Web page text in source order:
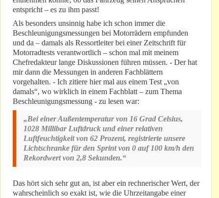
entspricht – es zu ihm passt!
Als besonders unsinnig habe ich schon immer die
Beschleunigungsmessungen bei Motorrädern empfunden
und da – damals als Ressortleiter bei einer Zeitschrift für
Motorradtests verantwortlich – schon mal mit meinem
Chefredakteur lange Diskussionen führen müssen. - Der hat
mir dann die Messungen in anderen Fachblättern
vorgehalten. - Ich zitiere hier mal aus einem Test „von
damals“, wo wirklich in einem Fachblatt – zum Thema
Beschleunigungsmessung - zu lesen war:
„Bei einer Außentemperatur von 16 Grad Celsius,
1028 Millibar Luftdruck und einer relativen
Luftfeuchtigkeit von 62 Prozent, registrierte unsere
Lichtschranke für den Sprint von 0 auf 100 km/h den
Rekordwert von 2,8 Sekunden.“
Das hört sich sehr gut an, ist aber ein rechnerischer Wert, der
wahrscheinlich so exakt ist, wie die Uhrzeitangabe einer